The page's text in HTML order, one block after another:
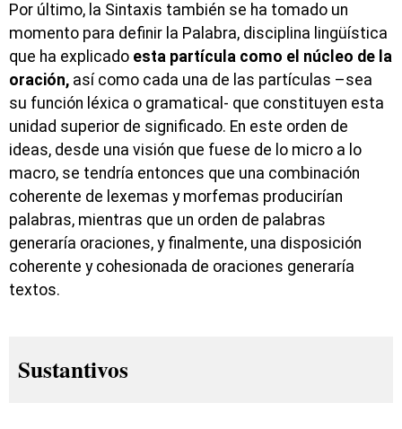
Por último, la Sintaxis también se ha tomado un
momento para definir la Palabra, disciplina lingüística
que ha explicado esta partícula como el núcleo de la
oración, así como cada una de las partículas –sea
su función léxica o gramatical- que constituyen esta
unidad superior de significado. En este orden de
ideas, desde una visión que fuese de lo micro a lo
macro, se tendría entonces que una combinación
coherente de lexemas y morfemas producirían
palabras, mientras que un orden de palabras
generaría oraciones, y finalmente, una disposición
coherente y cohesionada de oraciones generaría
textos.
Sustantivos